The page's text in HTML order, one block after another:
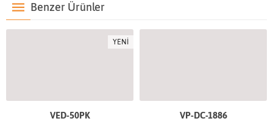
Benzer Ürünler
YENİ
VED-50PK VP-DC-1886